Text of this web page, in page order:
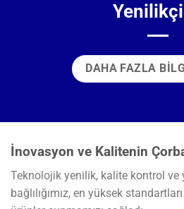
DAHA FAZLA
İnovasyon ve Kalitenin
Teknolojik yenilik, kalite kontrol ve
bağlılığımız, en yüksek